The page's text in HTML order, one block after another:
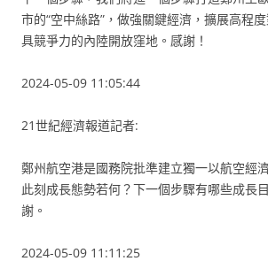
市的“空中絲路”，做強關鍵經濟，擴展高程
具競爭力的內陸開放窪地。感謝！
2024-05-09 11:05:44
21世紀經濟報道記者:
鄭州航空港是國務院批準建立獨一以航空經
此刻成長態勢若何？下一個步驟有哪些成長
謝。
2024-05-09 11:11:25